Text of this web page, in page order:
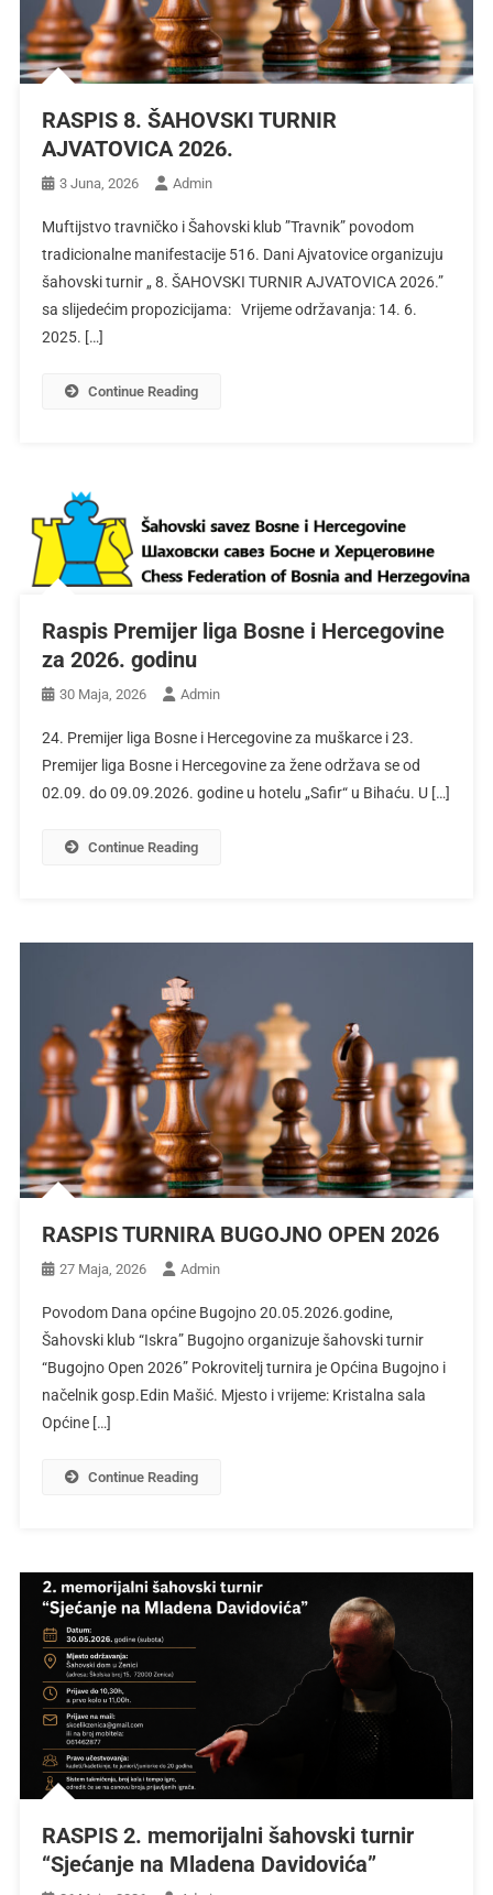
RASPIS 8. ŠAHOVSKI TURNIR
AJVATOVICA 2026.
3 Juna, 2026 Admin
Muftijstvo travničko i Šahovski klub ”Travnik” povodom
tradicionalne manifestacije 516. Dani Ajvatovice organizuju
šahovski turnir „ 8. ŠAHOVSKI TURNIR AJVATOVICA 2026.”
sa slijedećim propozicijama: Vrijeme održavanja: 14. 6.
2025. […]
Continue Reading
Raspis Premijer liga Bosne i Hercegovine
za 2026. godinu
30 Maja, 2026 Admin
24. Premijer liga Bosne i Hercegovine za muškarce i 23.
Premijer liga Bosne i Hercegovine za žene održava se od
02.09. do 09.09.2026. godine u hotelu „Safir“ u Bihaću. U […]
Continue Reading
RASPIS TURNIRA BUGOJNO OPEN 2026
27 Maja, 2026 Admin
Povodom Dana općine Bugojno 20.05.2026.godine,
Šahovski klub “Iskra” Bugojno organizuje šahovski turnir
“Bugojno Open 2026” Pokrovitelj turnira je Općina Bugojno i
načelnik gosp.Edin Mašić. Mjesto i vrijeme: Kristalna sala
Općine […]
Continue Reading
RASPIS 2. memorijalni šahovski turnir
“Sjećanje na Mladena Davidovića”